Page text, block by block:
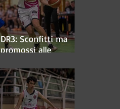
DR3: Sconfitti ma
promossi alle